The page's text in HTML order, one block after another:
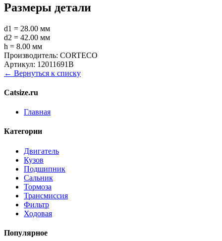
Размеры детали
d1 = 28.00 мм
d2 = 42.00 мм
h = 8.00 мм
Производитель: CORTECO
Артикул: 12011691B
← Вернуться к списку
Catsize.ru
Главная
Категории
Двигатель
Кузов
Подшипник
Сальник
Тормоза
Трансмиссия
Фильтр
Ходовая
Популярное